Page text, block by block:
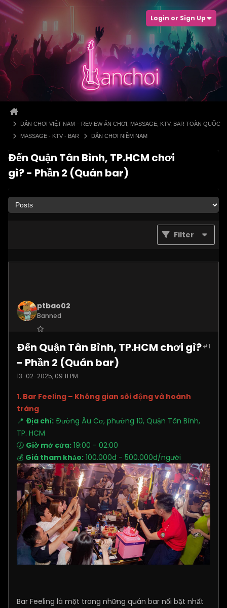
Login or Sign Up
DÂN CHƠI VIỆT NAM – REVIEW ĂN CHƠI, MASSAGE, KTV, BAR TOÀN QUỐC
MASSAGE - KTV - BAR
DÂN CHƠI NIỀM NAM
Đến Quận Tân Bình, TP.HCM chơi
gì? - Phần 2 (Quán bar)
Filter
ptbao02
Banned
Posts:2180 #1
Đến Quận Tân Bình, TP.HCM chơi gì?
- Phần 2 (Quán bar)
13-02-2025, 09:11 PM
1. Bar Feeling – Không gian sôi động và hoành
tráng
📍 Địa chỉ: Đường Âu Cơ, phường 10, Quận Tân Bình,
TP. HCM
🕖 Giờ mở cửa: 19:00 - 02:00
💰 Giá tham khảo: 100.000đ - 500.000đ/người
Bar Feeling là một trong những quán bar nổi bật nhất